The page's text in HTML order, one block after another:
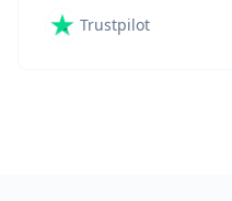
Trustpilot